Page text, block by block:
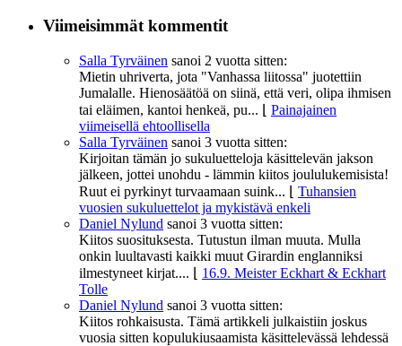
Viimeisimmät kommentit
Salla Tyrväinen sanoi 2 vuotta sitten:
Mietin uhriverta, jota "Vanhassa liitossa" juotettiin
Jumalalle. Hienosäätöä on siinä, että veri, olipa ihmisen
tai eläimen, kantoi henkeä, pu...
Painajainen
viimeisellä ehtoollisella
Salla Tyrväinen sanoi 3 vuotta sitten:
Kirjoitan tämän jo sukuluetteloja käsittelevän jakson
jälkeen, jottei unohdu - lämmin kiitos joululukemisista!
Ruut ei pyrkinyt turvaamaan suink...
Tuhansien
vuosien sukuluettelot ja mykistävä enkeli
Daniel Nylund sanoi 3 vuotta sitten:
Kiitos suosituksesta. Tutustun ilman muuta. Mulla
onkin luultavasti kaikki muut Girardin englanniksi
ilmestyneet kirjat....
16.9. Meister Eckhart & Eckhart
Tolle
Daniel Nylund sanoi 3 vuotta sitten:
Kiitos rohkaisusta. Tämä artikkeli julkaistiin joskus
vuosia sitten kopulukiusaamista käsittelevässä lehdessä